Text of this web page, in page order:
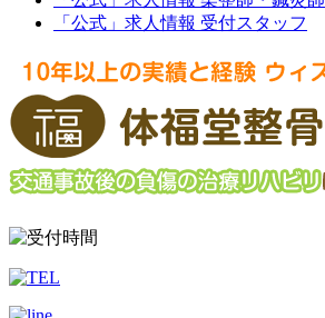
「公式」求人情報 受付スタッフ